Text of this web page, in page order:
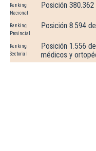
Ranking
Nacional
Posición 380.362
Ranking
Provincial
Posición 8.594
Ranking
Sectorial
Posición 1.556
médicos y